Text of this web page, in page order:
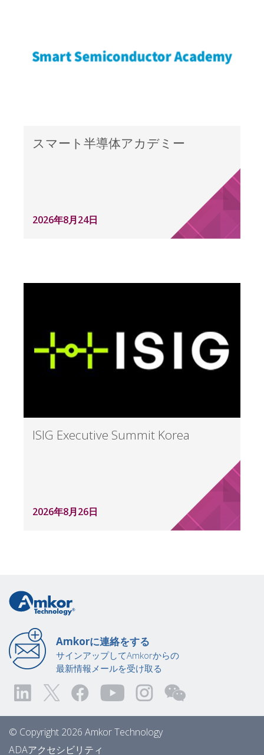
スマート半導体アカデミー
2026年8月24日
ISIG Executive Summit Korea
2026年8月26日
Amkorに連絡をする
サインアップしてAmkorからの
最新情報メールを受け取る
© Copyright 2026 Amkor Technology
ADAアクセシビリティ